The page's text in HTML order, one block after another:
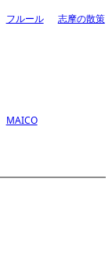
フルール 志摩の散策
MAICO